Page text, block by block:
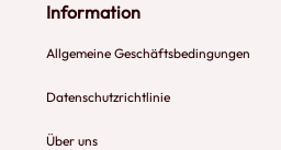
Information
Allgemeine Geschäftsbedingungen
Datenschutzrichtlinie
Über uns